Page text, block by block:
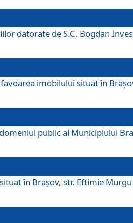
datorate de S.C. Bogdan
imobilului situat în
public al Municipiului
în Braşov, str. Eftimie Murgu